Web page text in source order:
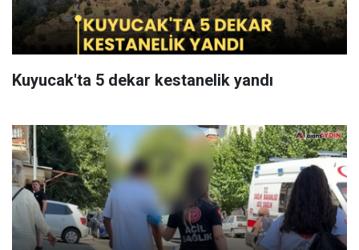
Kuyucak'ta 5 dekar kestanelik yandı